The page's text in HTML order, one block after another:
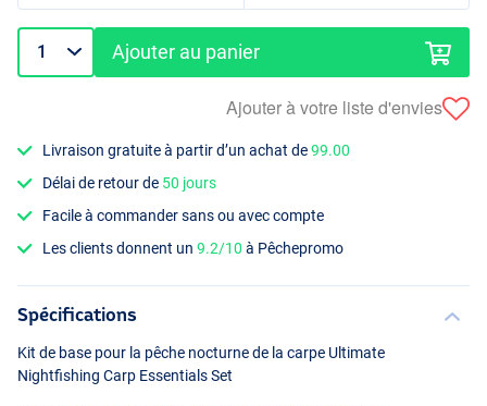
Ajouter au panier
Ajouter à votre liste d'envies
Livraison gratuite à partir d’un achat de99.00
Délai de retour de 50 jours
Facile à commander sans ou avec compte
Les clients donnent un9.2/10 à Pêchepromo
Spécifications
Kit de base pour la pêche nocturne de la carpe Ultimate
Nightfishing Carp Essentials Set